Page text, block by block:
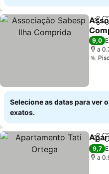
Ver
9,0
a
Selecione as datas para ver
exatos.
9,7
a